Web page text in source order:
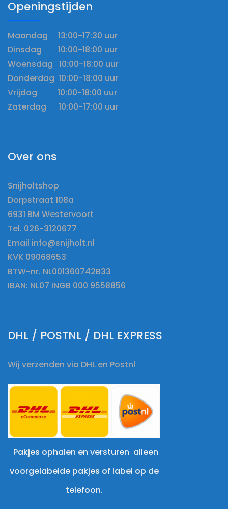
Openingstijden
Maandag 13:00-17:30 uur
Dinsdag 10:00-18:00 uur
Woensdag 10:00-18:00 uur
Donderdag 10:00-18:00 uur
Vrijdag 10:00-18:00 uur
Zaterdag 10:00-17:00 uur
Over ons
Snijholtshop
Dorpstraat 108a
6931 BM Westervoort
Tel. 026-3120677
Email info@snijholt.nl
KVK 09068653
BTW-nr. NL001360742B33
IBAN: NL07 INGB 000 9558856
DHL / POSTNL / DHL EXPRESS
Wij verzenden via DHL en Postnl
Pakjes ophalen en versturen alleen
voorgelabelde pakjes of label op de
telefoon.